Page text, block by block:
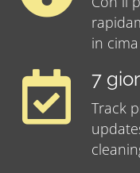
in
7
Track